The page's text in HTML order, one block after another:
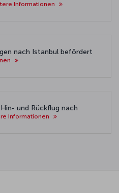
Informationen
nach Istanbul befördert
und Rückflug nach
Informationen